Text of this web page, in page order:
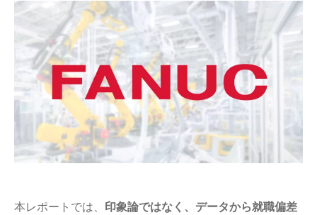
と
平
均
年
収
の
企
業
研
【激
本レポートでは、 印象論ではなく、データから就職偏差